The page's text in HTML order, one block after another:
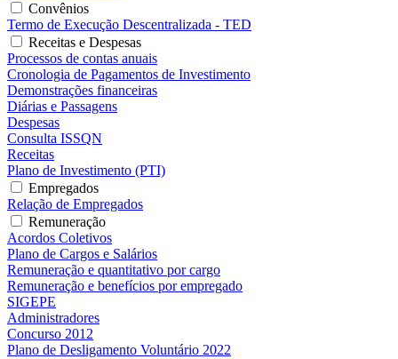
Convênios
Termo de Execução Descentralizada - TED
Receitas e Despesas
Processos de contas anuais
Cronologia de Pagamentos de Investimento
Demonstrações financeiras
Diárias e Passagens
Despesas
Consulta ISSQN
Receitas
Plano de Investimento (PTI)
Empregados
Relação de Empregados
Remuneração
Acordos Coletivos
Plano de Cargos e Salários
Remuneração e quantitativo por cargo
Remuneração e benefícios por empregado
SIGEPE
Administradores
Concurso 2012
Plano de Desligamento Voluntário 2022